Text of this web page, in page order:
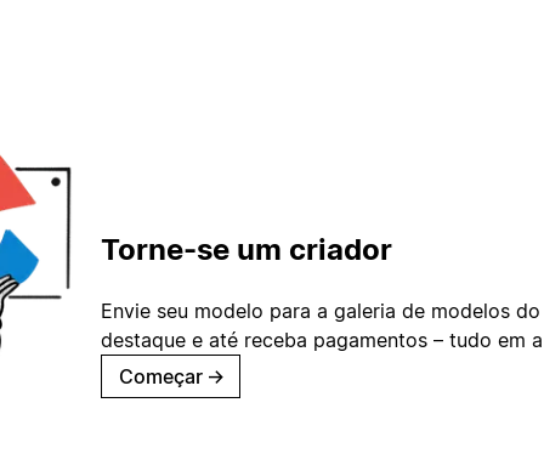
Torne-se um criador
Envie seu modelo para a galeria de modelos
destaque e até receba pagamentos – tudo em
Começar →